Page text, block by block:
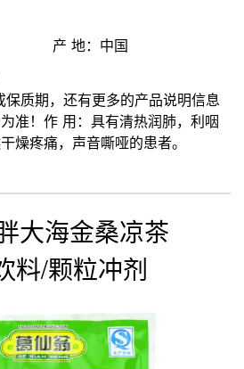
产 地：中国
质期，还有更多的产品说明信息
准！作 用：具有清热润肺，利咽
燥疼痛，声音嘶哑的患者。
大海金桑凉茶
料/颗粒冲剂